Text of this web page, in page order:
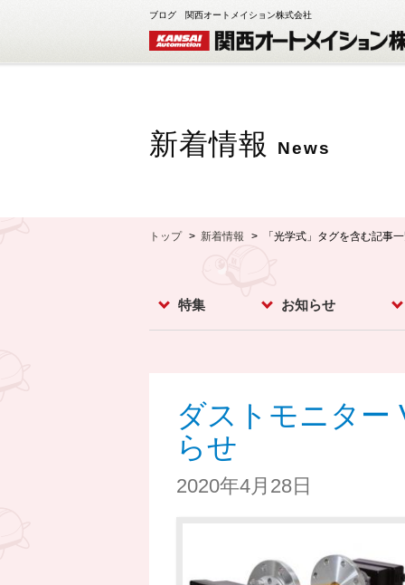
ブログ 関西オートメイション株式会社
新着情報 News
トップ 新着情報 「光学式」タグを含む記事
特集 お知らせ
ん
ダストモニター
らせ
2020年4月28日